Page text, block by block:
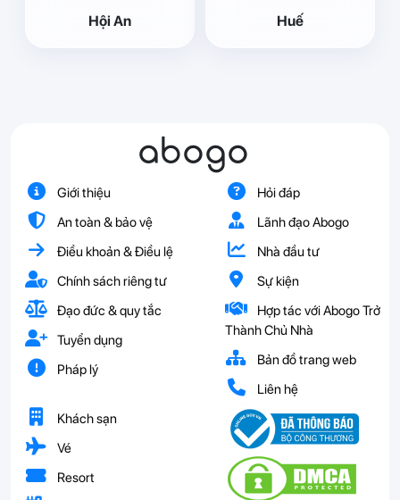
Hội An Huế
abogo
Giới thiệu
An toàn & bảo vệ
Điều khoản & Điều lệ
Chính sách riêng tư
Đạo đức & quy tắc
Tuyển dụng
Pháp lý
Hỏi đáp
Lãnh đạo Abogo
Nhà đầu tư
Sự kiện
Hợp tác với Abogo Trở
Thành Chủ Nhà
Bản đồ trang web
Liên hệ
Khách sạn
Vé
Resort